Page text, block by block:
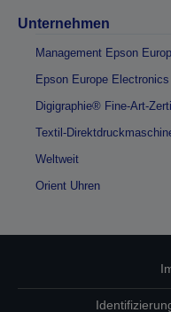
Unternehmen
Management Epson
Epson Europe Electronics
Digigraphie® Fine-Art-
Textil-
Weltweit
Orient Uhren